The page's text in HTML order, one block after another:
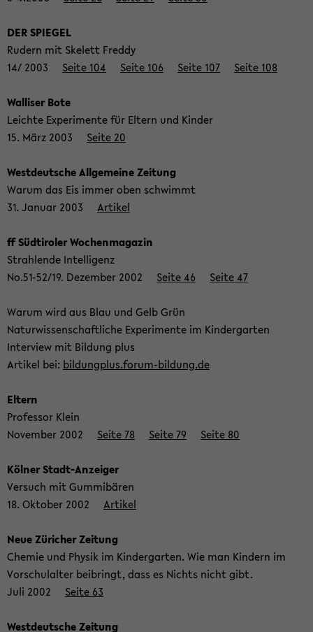
DER SPIE­GEL
Ru­dern mit Ske­lett Fred­dy
14/ 2003 Seite 104 Seite 106 Seite 107 Seite 108
Wal­li­ser Bote
Leich­te Ex­pe­ri­men­te für El­tern und Kin­der
15. März 2003 Seite 20
West­deut­sche All­ge­mei­ne Zei­tung
Warum das Eis immer oben schwimmt
31. Ja­nu­ar 2003 Ar­ti­kel
ff Süd­ti­ro­ler Wo­chen­ma­ga­zin
Strah­len­de In­tel­li­genz
No.51-52/19. De­zem­ber 2002 Seite 46 Seite 47
Warum wird aus Blau und Gelb Grün
Na­tur­wis­sen­schaft­li­che Ex­pe­ri­men­te im Kin­der­gar­ten
In­ter­view mit Bil­dung plus
Ar­ti­kel bei: bil­dung­plus.forum-​bildung.de
El­tern
Pro­fes­sor Klein
No­vem­ber 2002 Seite 78 Seite 79 Seite 80
Köl­ner Stadt-​Anzeiger
Ver­such mit Gum­mi­bä­ren
18. Ok­to­ber 2002 Ar­ti­kel
Neue Zü­ri­cher Zei­tung
Che­mie und Phy­sik im Kin­der­gar­ten. Wie man Kin­dern im
Vor­schul­al­ter bei­bringt, dass es Nichts nicht gibt.
Juli 2002 Seite 63
West­deut­sche Zei­tung